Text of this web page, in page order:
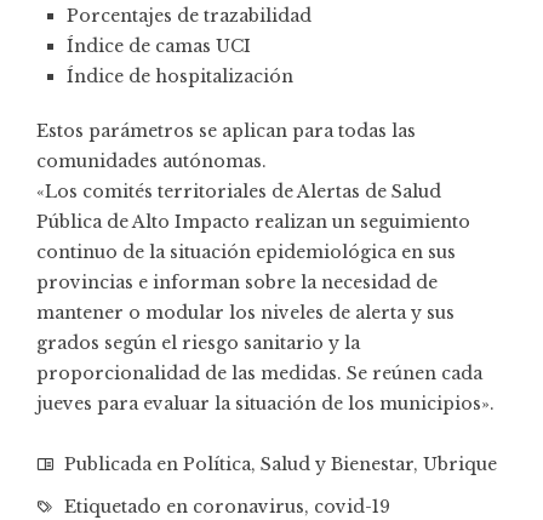
Porcentajes de trazabilidad
Índice de camas UCI
Índice de hospitalización
Estos parámetros se aplican para todas las
comunidades autónomas.
«Los comités territoriales de Alertas de Salud
Pública de Alto Impacto realizan un seguimiento
continuo de la situación epidemiológica en sus
provincias e informan sobre la necesidad de
mantener o modular los niveles de alerta y sus
grados según el riesgo sanitario y la
proporcionalidad de las medidas. Se reúnen cada
jueves para evaluar la situación de los municipios».
Publicada en Política, Salud y Bienestar, Ubrique
Etiquetado en coronavirus, covid-19